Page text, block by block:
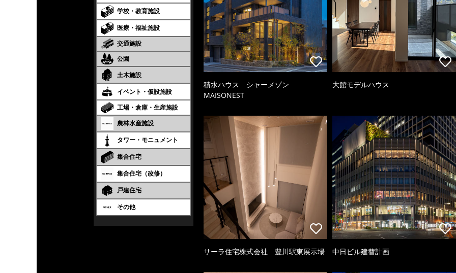
学校・教育施設
医療・福祉施設
交通施設
公園
土木施設
イベント・仮設施設
工場・倉庫・生産施設
農林水産施設
タワー・モニュメント
集合住宅
集合住宅（改修）
戸建住宅
その他
積水ハウス シャーメゾン
MAISONEST
大館モデルハウス
サーラ住宅株式会社 豊川駅東展示場 中日ビル建替計画